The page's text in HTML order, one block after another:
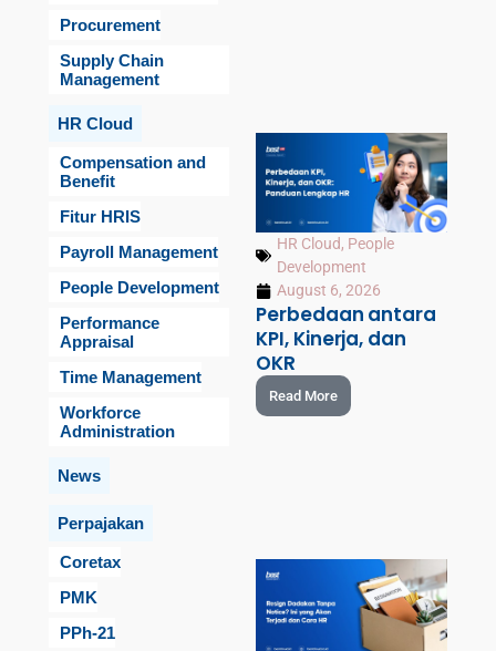
Procurement
Supply Chain
Management
HR Cloud
Compensation and
Benefit
Fitur HRIS
Payroll Management
People Development
Performance
Appraisal
Time Management
Workforce
Administration
News
Perpajakan
Coretax
PMK
PPh-21
HR Cloud, People
Development
August 6, 2026
Perbedaan antara
KPI, Kinerja, dan
OKR
Read More